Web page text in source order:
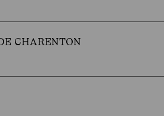
CHARENTON